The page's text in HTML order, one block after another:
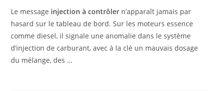
Le message injection à contrôler n’apparaît jamais par
hasard sur le tableau de bord. Sur les moteurs essence
comme diesel, il signale une anomalie dans le système
d’injection de carburant, avec à la clé un mauvais dosage
du mélange, des …